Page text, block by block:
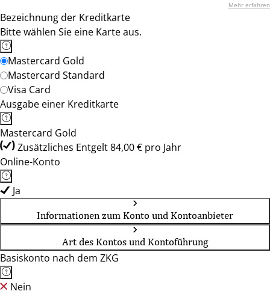
Mehr erfahren
Bezeichnung der Kreditkarte
Bitte wählen Sie eine Karte aus.
Mastercard Gold
Mastercard Standard
Visa Card
Ausgabe einer Kreditkarte
Mastercard Gold
Zusätzliches Entgelt 84,00 € pro Jahr
Online-Konto
Ja
Informationen zum Konto und Kontoanbieter
Art des Kontos und Kontoführung
Basiskonto nach dem ZKG
Nein